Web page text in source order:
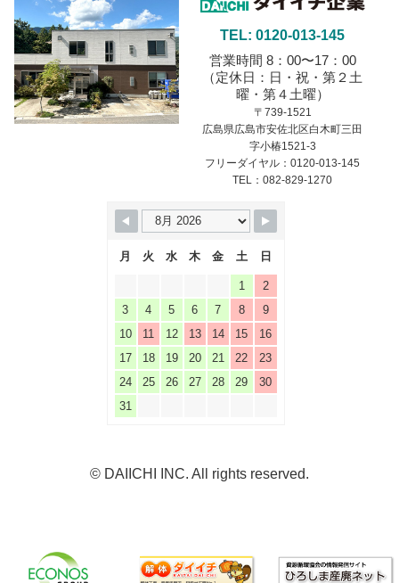
TEL: 0120-013-145
営業時間 8：00〜17：00
（定休日：日・祝・第２土
曜・第４土曜）
〒739-1521
広島県広島市安佐北区白木町三田
字小椿1521-3
フリーダイヤル：0120-013-145
TEL：082-829-1270
月 火 水 木 金 土 日
1
2
3
4 5 6 7 8
9
10
11 12 13 14 15
16
17
18 19 20 21 22
23
24
25 26 27 28 29
30
31
© DAIICHI INC. All rights reserved.